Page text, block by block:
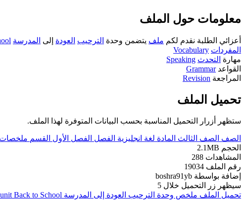
معلومات حول الملف
أعزائي الطلبة نقدم لكم ملف يتضمن وحدة الترحيب العودة إلى المدرسة
المفردات Vocabulary
مهارة التحدث Speaking
القواعدGrammar
المراجعة Revision
تحميل الملف
ستظهر أزرار التحميل المناسبة بحسب البيانات المتوفرة لهذا الملف.
الصف الصف الثالث المادة لغة انجليزية الفصل الفصل الأول القسم ملخصات
الحجم 2.1MB
المشاهدات 288
رقم الملف 19034
إضافة بواسطة boshra91yb
سيظهر زر التحميل خلال 5
تحميل الملف ملخص وحدة الترحيب العودة إلى المدرسة Summary of welcome unit Back to School